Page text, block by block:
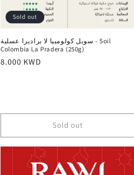
Sold out
سويل كولومبيا لا براديرا عسلية - Soil
Colombia La Pradera (250g)
Regular
8.000 KWD
Sold out